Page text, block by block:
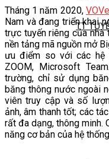
TT
NGHIÊN CỨU KHOA
VĂN BẢN
THƯ VIỆN
Tháng 1 năm 2020,
Nam và đang triển khai
trực tuyến riêng của
nền tảng mã nguồn mở
ưu điểm so với các hệ
ZOOM, Microsoft
trường, chỉ sử dụng
băng thông nước ngoài
viên truy cập và số
ảnh, âm thanh tốt; các
rất đa dạng, thông minh.
năng cơ bản của hệ